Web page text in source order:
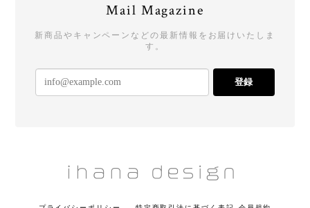
Mail Magazine
新商品やキャンペーンなどの最新情報をお届けいたしま
す。
登録